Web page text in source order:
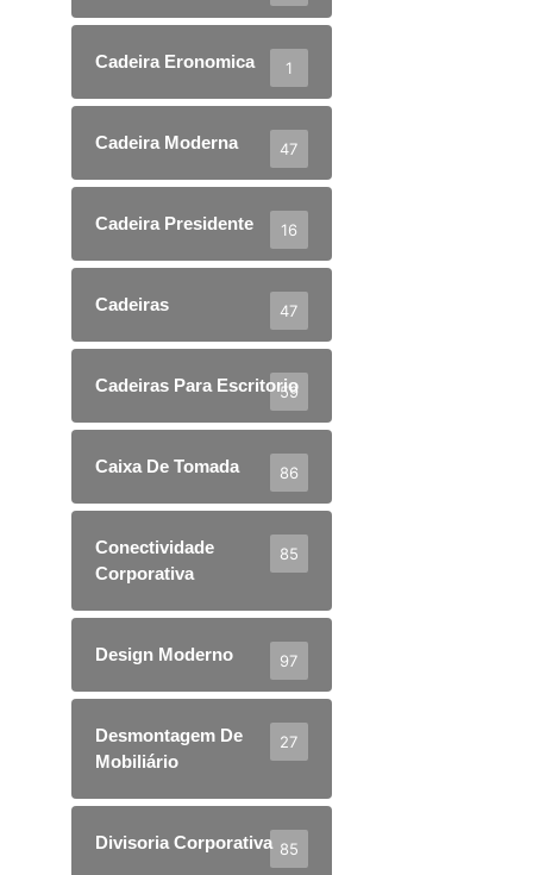
Cadeira Eronomica 1
Cadeira Moderna 47
Cadeira Presidente 16
Cadeiras 47
Cadeiras Para Escritorio
59
Caixa De Tomada 86
Conectividade
Corporativa
85
Design Moderno 97
Desmontagem De
Mobiliário
27
Divisoria Corporativa 85